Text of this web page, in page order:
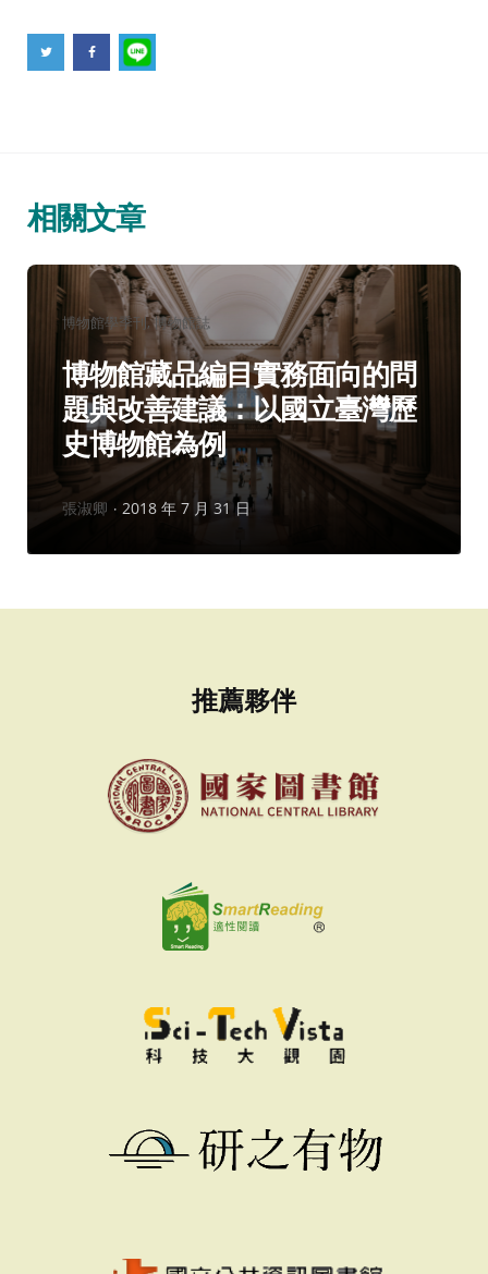
相關文章
分
類：
博物館學季刊 博物館誌
博物館藏品編目實務面向的問
題與改善建議：以國立臺灣歷
史博物館為例
作
張淑卿 2018 年 7 月 31 日
推薦夥伴